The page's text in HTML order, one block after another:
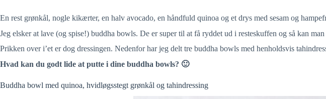
En rest grønkål, nogle kikærter, en halv avocado, en håndfuld quinoa og et drys med sesam og
Jeg elsker at lave (og spise!) buddha bowls. De er super til at få ryddet ud i resteskuffen og så kan
Prikken over i’et er dog dressingen. Nedenfor har jeg delt tre buddha bowls med henholdsvis
Hvad kan du godt lide at putte i dine buddha bowls? 🙂
Buddha bowl med quinoa, hvidløgsstegt grønkål og tahindressing